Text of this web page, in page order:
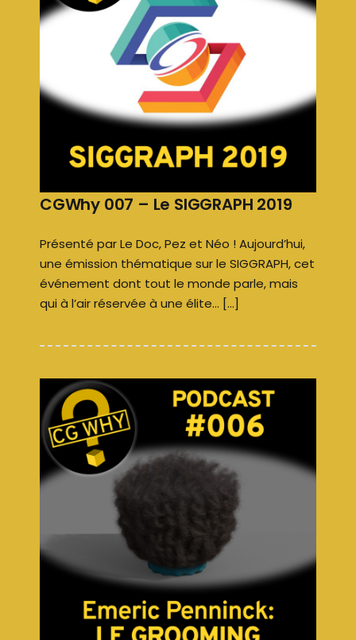
CGWhy 007 – Le SIGGRAPH 2019
Présenté par Le Doc, Pez et Néo ! Aujourd’hui,
une émission thématique sur le SIGGRAPH, cet
événement dont tout le monde parle, mais
qui à l’air réservée à une élite… […]